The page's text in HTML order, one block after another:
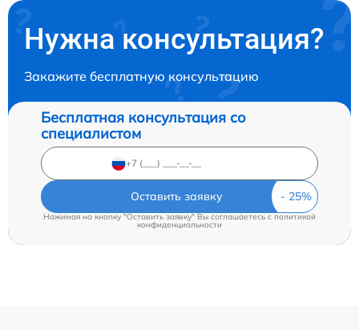
Нужна консультация?
Закажите бесплатную консультацию
Бесплатная консультация со
специалистом
Оставить заявку
Нажимая на кнопку "Оставить заявку" Вы соглашаетесь cполитикой
конфиденциальности